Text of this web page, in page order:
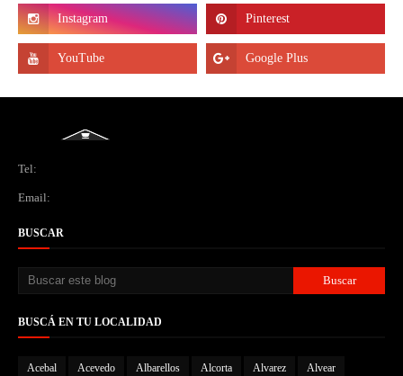
Tel:
Email:
BUSCAR
BUSCÁ EN TU LOCALIDAD
Acebal Acevedo Albarellos Alcorta Alvarez Alvear